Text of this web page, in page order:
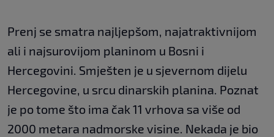
Prenj se smatra najljepšom, najatraktivnijom
ali i najsurovijom planinom u Bosni i
Hercegovini. Smješten je u sjevernom dijelu
Hercegovine, u srcu dinarskih planina. Poznat
je po tome što ima čak 11 vrhova sa više od
2000 metara nadmorske visine. Nekada je bio